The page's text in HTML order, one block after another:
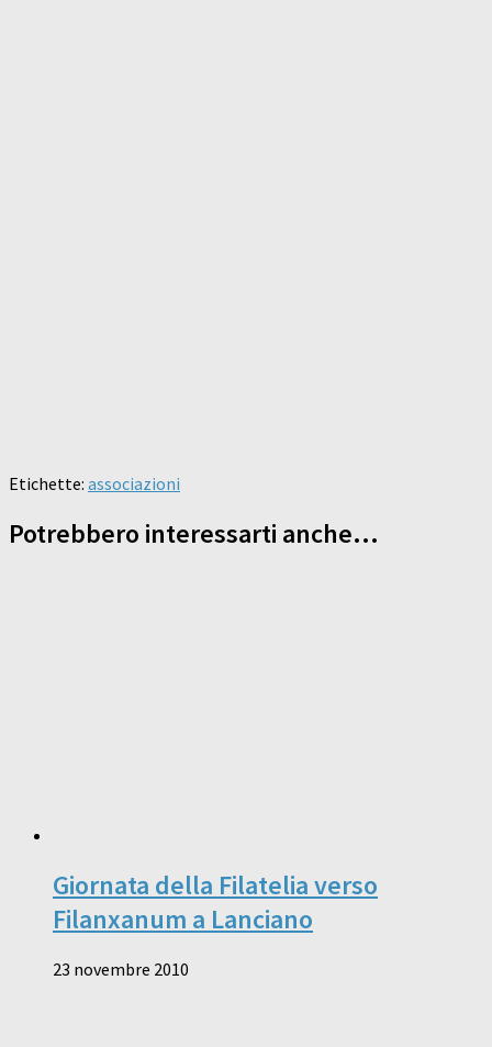
Etichette: associazioni
Potrebbero interessarti anche...
Giornata della Filatelia verso
Filanxanum a Lanciano
23 novembre 2010